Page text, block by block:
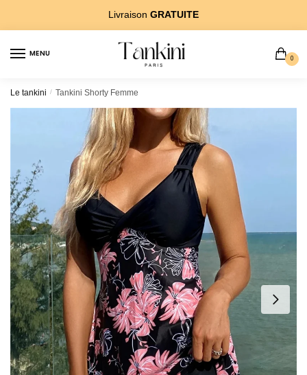
navigation
Livraison GRATUITE
MENU
0
Le tankini / Tankini Shorty Femme